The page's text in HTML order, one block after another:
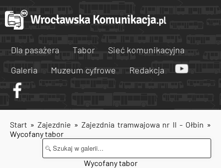
Dla pasażera Tabor
Sieć komunikacyjna
Galeria
Muzeum cyfrowe Redakcja
Start » Zajezdnie » Zajezdnia tramwajowa nr II - Ołbin »
Wycofany tabor
Wycofany tabor